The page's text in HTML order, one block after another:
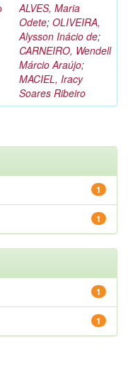
ALVES, Maria
Odete; OLIVEIRA,
Alysson Inácio de;
CARNEIRO, Wendell
Márcio Araújo;
MACIEL, Iracy
Soares Ribeiro
1
1
1
1